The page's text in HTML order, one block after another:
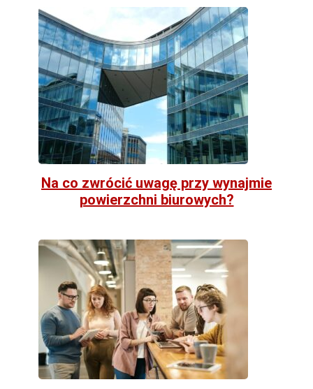
Na co zwrócić uwagę przy wynajmie
powierzchni biurowych?